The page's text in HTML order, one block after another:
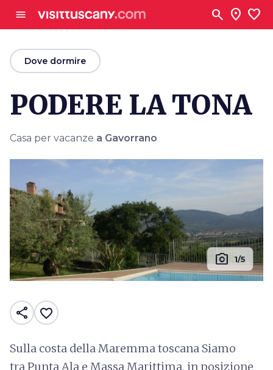
menu search location_on favorite
arrow_backDove dormire
PODERE LA TONA
Casa per vacanze a Gavorrano
photo_camera 1/5
share favorite_border
Sulla costa della Maremma toscana Siamo
tra Punta Ala e Massa Marittima, in posizione